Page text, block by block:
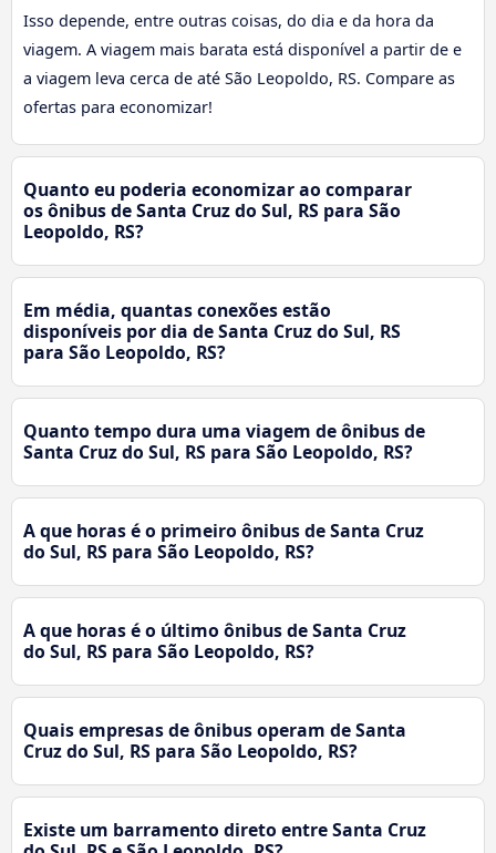
Isso depende, entre outras coisas, do dia e da hora da
viagem. A viagem mais barata está disponível a partir de e
a viagem leva cerca de até São Leopoldo, RS. Compare as
ofertas para economizar!
Quanto eu poderia economizar ao comparar
os ônibus de Santa Cruz do Sul, RS para São
Leopoldo, RS?
Em média, quantas conexões estão
disponíveis por dia de Santa Cruz do Sul, RS
para São Leopoldo, RS?
Quanto tempo dura uma viagem de ônibus de
Santa Cruz do Sul, RS para São Leopoldo, RS?
A que horas é o primeiro ônibus de Santa Cruz
do Sul, RS para São Leopoldo, RS?
A que horas é o último ônibus de Santa Cruz
do Sul, RS para São Leopoldo, RS?
Quais empresas de ônibus operam de Santa
Cruz do Sul, RS para São Leopoldo, RS?
Existe um barramento direto entre Santa Cruz